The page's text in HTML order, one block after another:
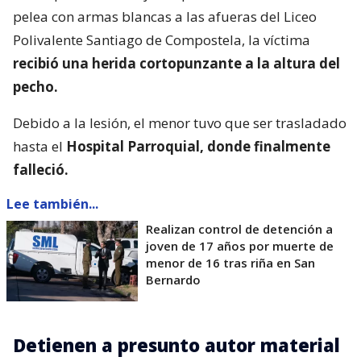
pelea con armas blancas a las afueras del Liceo
Polivalente Santiago de Compostela, la víctima
recibió una herida cortopunzante a la altura del
pecho.
Debido a la lesión, el menor tuvo que ser trasladado
hasta el Hospital Parroquial, donde finalmente
falleció.
Lee también...
Realizan control de detención a
joven de 17 años por muerte de
menor de 16 tras riña en San
Bernardo
Detienen a presunto autor material